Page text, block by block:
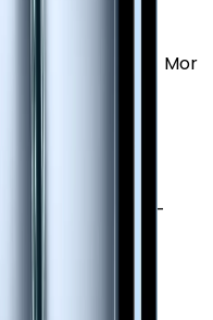
GB - 11 inç - Wi-Fi - Mor
GB - 11 inç - Wi-Fi -